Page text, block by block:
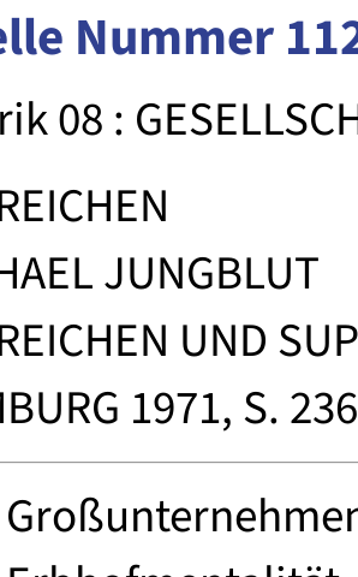
Nummer
08 :
JUNGBLUT
UND
1971, S.